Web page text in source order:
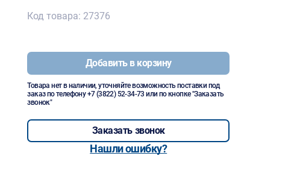
Код товара: 27376
Добавить в корзину
Товара нет в наличии, уточняйте возможность поставки под
заказ по телефону+7 (3822) 52-34-73 или по кнопке "Заказать
звонок"
Заказать звонок
Нашли ошибку?